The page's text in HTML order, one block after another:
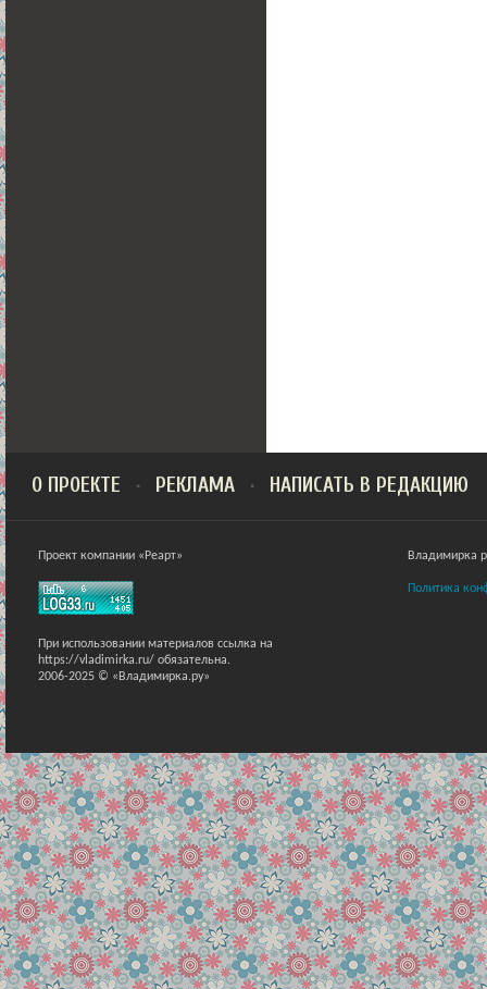
О ПРОЕКТЕ РЕКЛАМА НАПИСАТЬ В РЕДАКЦИЮ
Проект компании «Реарт»
При использовании материалов ссылка на
https://vladimirka.ru/ обязательна.
2006-2025 © «Владимирка.ру»
Владимирка
Политика